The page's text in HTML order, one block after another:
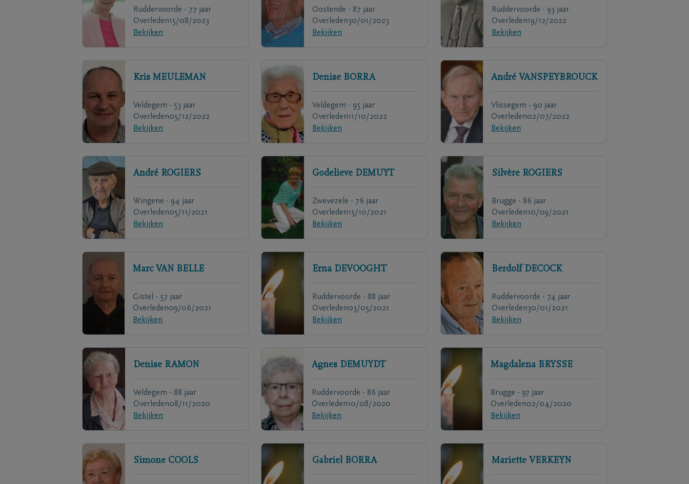
Ruddervoorde - 77 jaar
Overleden15/08/2023
Bekijken
Oostende - 87 jaar
Overleden30/01/2023
Bekijken
Ruddervoorde - 93 jaar
Overleden19/12/2022
Bekijken
Kris MEULEMAN
Veldegem - 53 jaar
Overleden05/12/2022
Bekijken
Denise BORRA
Veldegem - 95 jaar
Overleden11/10/2022
Bekijken
André VANSPEYBROUCK
Vlissegem - 90 jaar
Overleden02/07/2022
Bekijken
André ROGIERS
Wingene - 94 jaar
Overleden05/11/2021
Bekijken
Godelieve DEMUYT
Zwevezele - 76 jaar
Overleden15/10/2021
Bekijken
Silvère ROGIERS
Brugge - 86 jaar
Overleden10/09/2021
Bekijken
Marc VAN BELLE
Gistel - 57 jaar
Overleden09/06/2021
Bekijken
Erna DEVOOGHT
Ruddervoorde - 88 jaar
Overleden03/05/2021
Bekijken
Berdolf DECOCK
Ruddervoorde - 74 jaar
Overleden30/01/2021
Bekijken
Denise RAMON
Veldegem - 88 jaar
Overleden08/11/2020
Bekijken
Agnes DEMUYDT
Ruddervoorde - 86 jaar
Overleden10/08/2020
Bekijken
Magdalena BRYSSE
Brugge - 97 jaar
Overleden02/04/2020
Bekijken
Simone COOLS Gabriel BORRA Mariette VERKEYN